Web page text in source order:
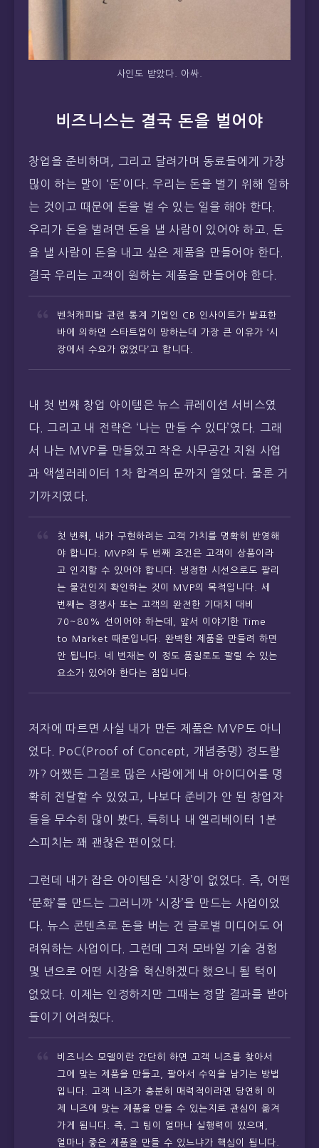
사인도 받았다. 아싸.
비즈니스는 결국 돈을 벌어야
창업을 준비하며, 그리고 달려가며 동료들에게 가장
많이 하는 말이 ‘돈’이다. 우리는 돈을 벌기 위해 일하
는 것이고 때문에 돈을 벌 수 있는 일을 해야 한다.
우리가 돈을 벌려면 돈을 낼 사람이 있어야 하고. 돈
을 낼 사람이 돈을 내고 싶은 제품을 만들어야 한다.
결국 우리는 고객이 원하는 제품을 만들어야 한다.
벤처캐피탈 관련 통계 기업인 CB 인사이트가 발표한
바에 의하면 스타트업이 망하는데 가장 큰 이유가 ‘시
장에서 수요가 없었다’고 합니다.
내 첫 번째 창업 아이템은 뉴스 큐레이션 서비스였
다. 그리고 내 전략은 ‘나는 만들 수 있다’였다. 그래
서 나는 MVP를 만들었고 작은 사무공간 지원 사업
과 액셀러레이터 1차 합격의 문까지 열었다. 물론 거
기까지였다.
첫 번째, 내가 구현하려는 고객 가치를 명확히 반영해
야 합니다. MVP의 두 번째 조건은 고객이 상품이라
고 인지할 수 있어야 합니다. 냉정한 시선으로도 팔리
는 물건인지 확인하는 것이 MVP의 목적입니다. 세
번째는 경쟁사 또는 고객의 완전한 기대치 대비
70~80% 선이어야 하는데, 앞서 이야기한 Time
to Market 때문입니다. 완벽한 제품을 만들려 하면
안 됩니다. 네 번재는 이 정도 품질로도 팔릴 수 있는
요소가 있어야 한다는 점입니다.
저자에 따르면 사실 내가 만든 제품은 MVP도 아니
었다. PoC(Proof of Concept, 개념증명) 정도랄
까? 어쨌든 그걸로 많은 사람에게 내 아이디어를 명
확히 전달할 수 있었고, 나보다 준비가 안 된 창업자
들을 무수히 많이 봤다. 특히나 내 엘리베이터 1분
스피치는 꽤 괜찮은 편이었다.
그런데 내가 잡은 아이템은 ‘시장’이 없었다. 즉, 어떤
‘문화’를 만드는 그러니까 ‘시장’을 만드는 사업이었
다. 뉴스 콘텐츠로 돈을 버는 건 글로벌 미디어도 어
려워하는 사업이다. 그런데 그저 모바일 기술 경험
몇 년으로 어떤 시장을 혁신하겠다 했으니 될 턱이
없었다. 이제는 인정하지만 그때는 정말 결과를 받아
들이기 어려웠다.
비즈니스 모델이란 간단히 하면 고객 니즈를 찾아서
그에 맞는 제품을 만들고, 팔아서 수익을 남기는 방법
입니다. 고객 니즈가 충분히 매력적이라면 당연히 이
제 니즈에 맞는 제품을 만들 수 있는지로 관심이 옮겨
가게 됩니다. 즉, 그 팀이 얼마나 실행력이 있으며,
얼마나 좋은 제품을 만들 수 있느냐가 핵심이 됩니다.